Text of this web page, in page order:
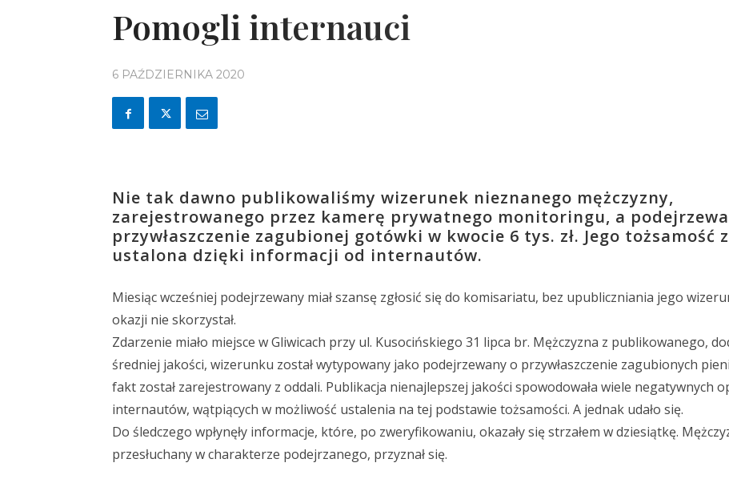
Pomogli internauci
6 PAŹDZIERNIKA 2020
Nie tak dawno publikowaliśmy wizerunek nieznanego mężczyzny,
zarejestrowanego przez kamerę prywatnego monitoringu, a
przywłaszczenie zagubionej gotówki w kwocie 6 tys. zł. Jego tożsamość
ustalona dzięki informacji od internautów.
Miesiąc wcześniej podejrzewany miał szansę zgłosić się do komisariatu, bez upubliczniania jego
okazji nie skorzystał.
Zdarzenie miało miejsce w Gliwicach przy ul. Kusocińskiego 31 lipca br. Mężczyzna z publikowanego,
średniej jakości, wizerunku został wytypowany jako podejrzewany o przywłaszczenie zagubionych
fakt został zarejestrowany z oddali. Publikacja nienajlepszej jakości spowodowała wiele negatywnych
internautów, wątpiących w możliwość ustalenia na tej podstawie tożsamości. A jednak udało się.
Do śledczego wpłynęły informacje, które, po zweryfikowaniu, okazały się strzałem w dziesiątkę.
przesłuchany w charakterze podejrzanego, przyznał się.